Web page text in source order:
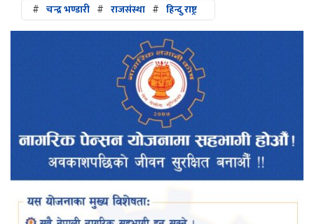
# चन्द्र भण्डारी # राजसंस्था # हिन्दु राष्ट्र